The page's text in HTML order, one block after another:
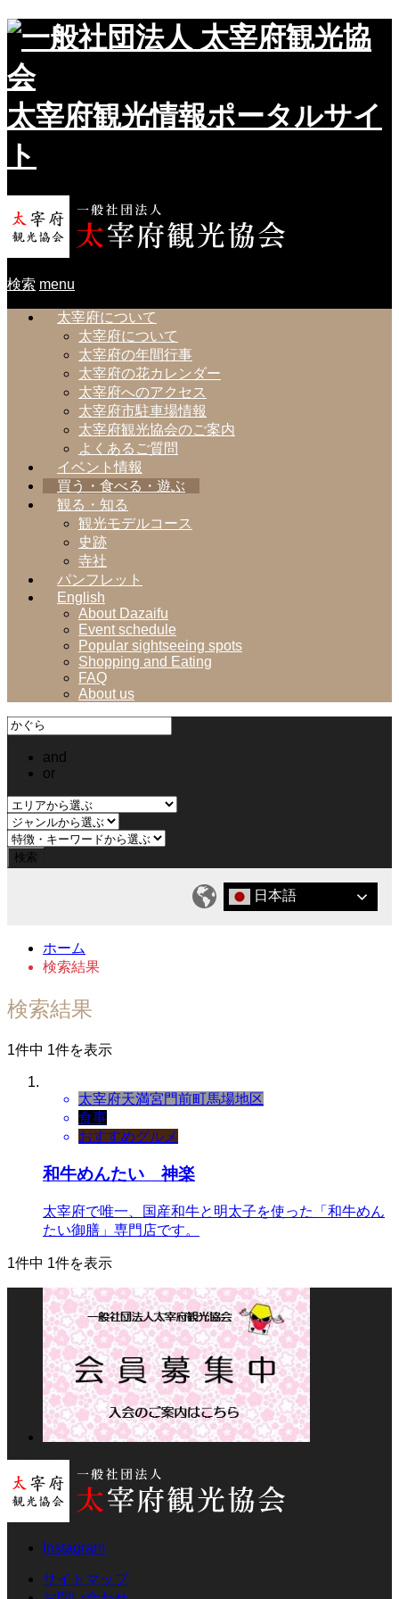
太宰府観光情報ポータルサイ
ト
検索 menu
太宰府について
太宰府について
太宰府の年間行事
太宰府の花カレンダー
太宰府へのアクセス
太宰府市駐車場情報
太宰府観光協会のご案内
よくあるご質問
イベント情報
買う・食べる・遊ぶ
観る・知る
観光モデルコース
史跡
寺社
パンフレット
English
About Dazaifu
Event schedule
Popular sightseeing spots
Shopping and Eating
FAQ
About us
and
or
日本語
ホーム
検索結果
検索結果
1件中 1件を表示
太宰府天満宮門前町馬場地区
食事
おすすめグルメ
和牛めんたい 神楽
太宰府で唯一、国産和牛と明太子を使った「和牛めん
たい御膳」専門店です。
1件中 1件を表示
Instagram
サイトマップ